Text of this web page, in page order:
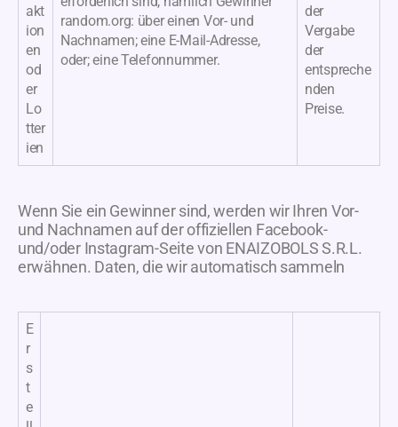
akt
ion
en
od
er
Lo
tter
ien
random.org: über einen Vor- und
Nachnamen; eine E-Mail-Adresse,
oder; eine Telefonnummer.
der
Vergabe
der
entspreche
nden
Preise.
Wenn Sie ein Gewinner sind, werden wir Ihren Vor-
und Nachnamen auf der offiziellen Facebook-
und/oder Instagram-Seite von ENAIZOBOLS S.R.L.
erwähnen. Daten, die wir automatisch sammeln
E
r
s
t
e